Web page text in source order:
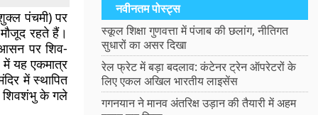
पंचमी) पर
रहते हैं।
पर शिव-
में यह एकमात्र
में स्थापित
शिवशंभु के गले
नवीनतम पोस्ट्स
स्कूल शिक्षा गुणवत्ता में पंजाब की छलांग, नीतिगत
सुधारों का असर दिखा
रेल फ्रेट में बड़ा बदलाव: कंटेनर ट्रेन ऑपरेटरों के
लिए एकल अखिल भारतीय लाइसेंस
गगनयान ने मानव अंतरिक्ष उड़ान की तैयारी में अहम